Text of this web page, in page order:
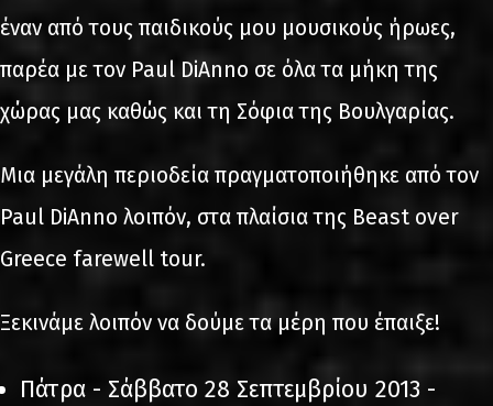
έναν από τους παιδικούς μου μουσικούς ήρωες,
παρέα με τον Paul DiAnno σε όλα τα μήκη της
χώρας μας καθώς και τη Σόφια της Βουλγαρίας.
Μια μεγάλη περιοδεία πραγματοποιήθηκε από τον
Paul DiAnno λοιπόν, στα πλαίσια της Beast over
Greece farewell tour.
Ξεκινάμε λοιπόν να δούμε τα μέρη που έπαιξε!
Πάτρα - Σάββατο 28 Σεπτεμβρίου 2013 -